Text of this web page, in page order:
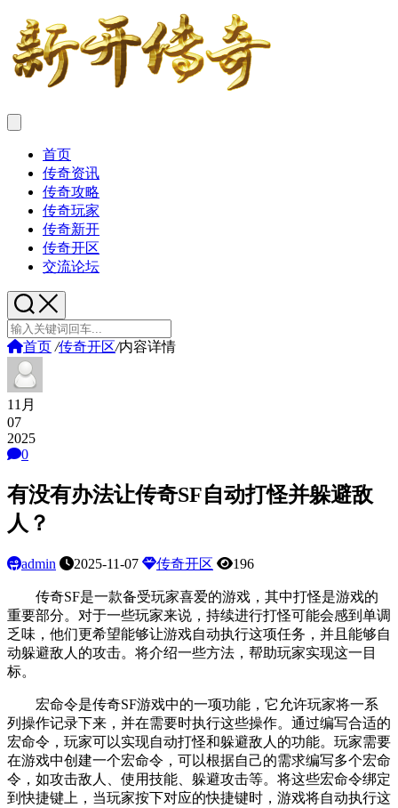
首页
传奇资讯
传奇攻略
传奇玩家
传奇新开
传奇开区
交流论坛
首页 /传奇开区/内容详情
11月
07
2025
0
有没有办法让传奇SF自动打怪并躲避敌
人？
admin 2025-11-07 传奇开区 196
传奇SF是一款备受玩家喜爱的游戏，其中打怪是游戏的
重要部分。对于一些玩家来说，持续进行打怪可能会感到单调
乏味，他们更希望能够让游戏自动执行这项任务，并且能够自
动躲避敌人的攻击。将介绍一些方法，帮助玩家实现这一目
标。
宏命令是传奇SF游戏中的一项功能，它允许玩家将一系
列操作记录下来，并在需要时执行这些操作。通过编写合适的
宏命令，玩家可以实现自动打怪和躲避敌人的功能。玩家需要
在游戏中创建一个宏命令，可以根据自己的需求编写多个宏命
令，如攻击敌人、使用技能、躲避攻击等。将这些宏命令绑定
到快捷键上，当玩家按下对应的快捷键时，游戏将自动执行这